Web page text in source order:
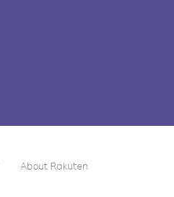
About Rakuten